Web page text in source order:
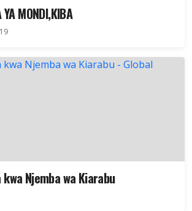
MONDI,KIBA
kwa Njemba wa Kiarabu